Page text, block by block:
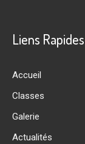
Liens Rapides
Accueil
Classes
Galerie
Actualités